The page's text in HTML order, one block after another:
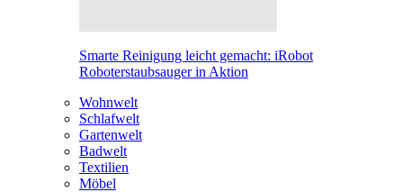
Smarte Reinigung leicht gemacht: iRobot
Roboterstaubsauger in Aktion
Wohnwelt
Schlafwelt
Gartenwelt
Badwelt
Textilien
Möbel